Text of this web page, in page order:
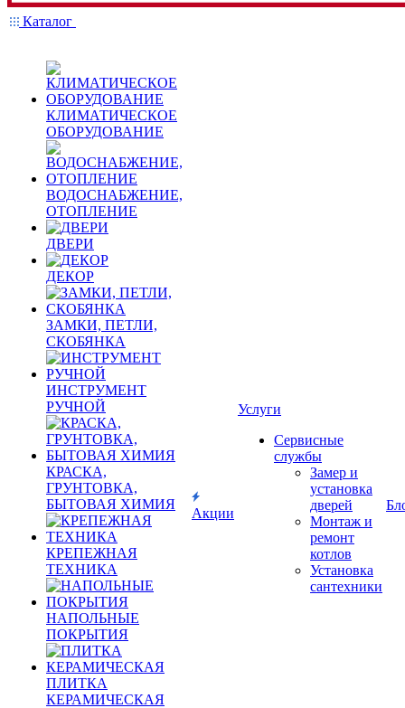
Каталог
КЛИМАТИЧЕСКОЕ
ОБОРУДОВАНИЕ
ВОДОСНАБЖЕНИЕ,
ОТОПЛЕНИЕ
ДВЕРИ
ДЕКОР
ЗАМКИ, ПЕТЛИ,
СКОБЯНКА
ИНСТРУМЕНТ
РУЧНОЙ
КРАСКА,
ГРУНТОВКА,
БЫТОВАЯ ХИМИЯ
КРЕПЕЖНАЯ
ТЕХНИКА
НАПОЛЬНЫЕ
ПОКРЫТИЯ
ПЛИТКА
КЕРАМИЧЕСКАЯ
Акции
Услуги
Сервисные
службы
Замер и
установка
дверей
Монтаж и
ремонт
котлов
Установка
сантехники